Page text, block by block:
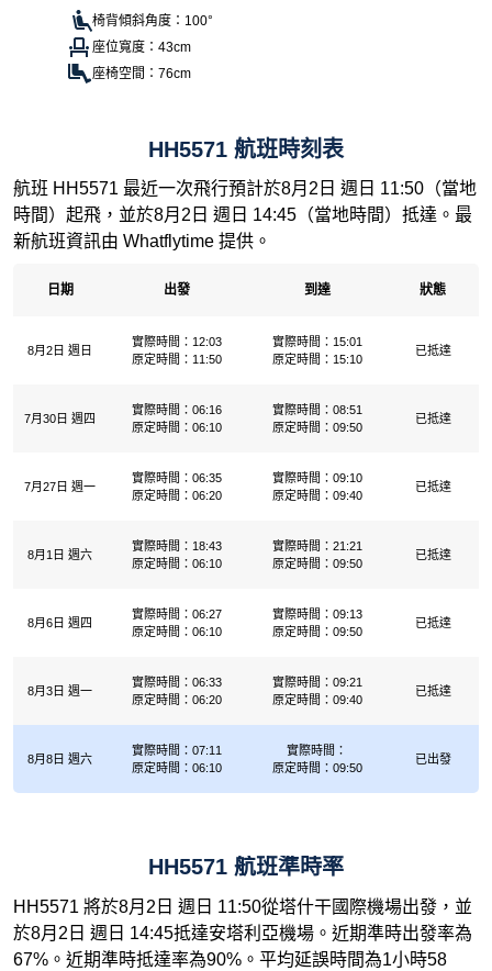
椅背傾斜角度：100°
座位寬度：43cm
座椅空間：76cm
HH5571 航班時刻表
航班 HH5571 最近一次飛行預計於8月2日 週日 11:50（當地
時間）起飛，並於8月2日 週日 14:45（當地時間）抵達。最
新航班資訊由 Whatflytime 提供。
日期 出發 到達 狀態
8月2日 週日
實際時間：12:03
原定時間：11:50
實際時間：15:01
原定時間：15:10
已抵達
7月30日 週四
實際時間：06:16
原定時間：06:10
實際時間：08:51
原定時間：09:50
已抵達
7月27日 週一
實際時間：06:35
原定時間：06:20
實際時間：09:10
原定時間：09:40
已抵達
8月1日 週六
實際時間：18:43
原定時間：06:10
實際時間：21:21
原定時間：09:50
已抵達
8月6日 週四
實際時間：06:27
原定時間：06:10
實際時間：09:13
原定時間：09:50
已抵達
8月3日 週一
實際時間：06:33
原定時間：06:20
實際時間：09:21
原定時間：09:40
已抵達
8月8日 週六
實際時間：07:11
原定時間：06:10
實際時間：
原定時間：09:50
已出發
HH5571 航班準時率
HH5571 將於8月2日 週日 11:50從塔什干國際機場出發，並
於8月2日 週日 14:45抵達安塔利亞機場。近期準時出發率為
67%。近期準時抵達率為90%。平均延誤時間為1小時58